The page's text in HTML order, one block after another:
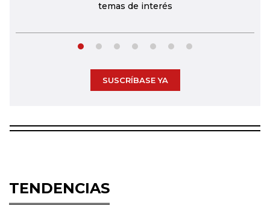
temas de interés
SUSCRÍBASE YA
TENDENCIAS